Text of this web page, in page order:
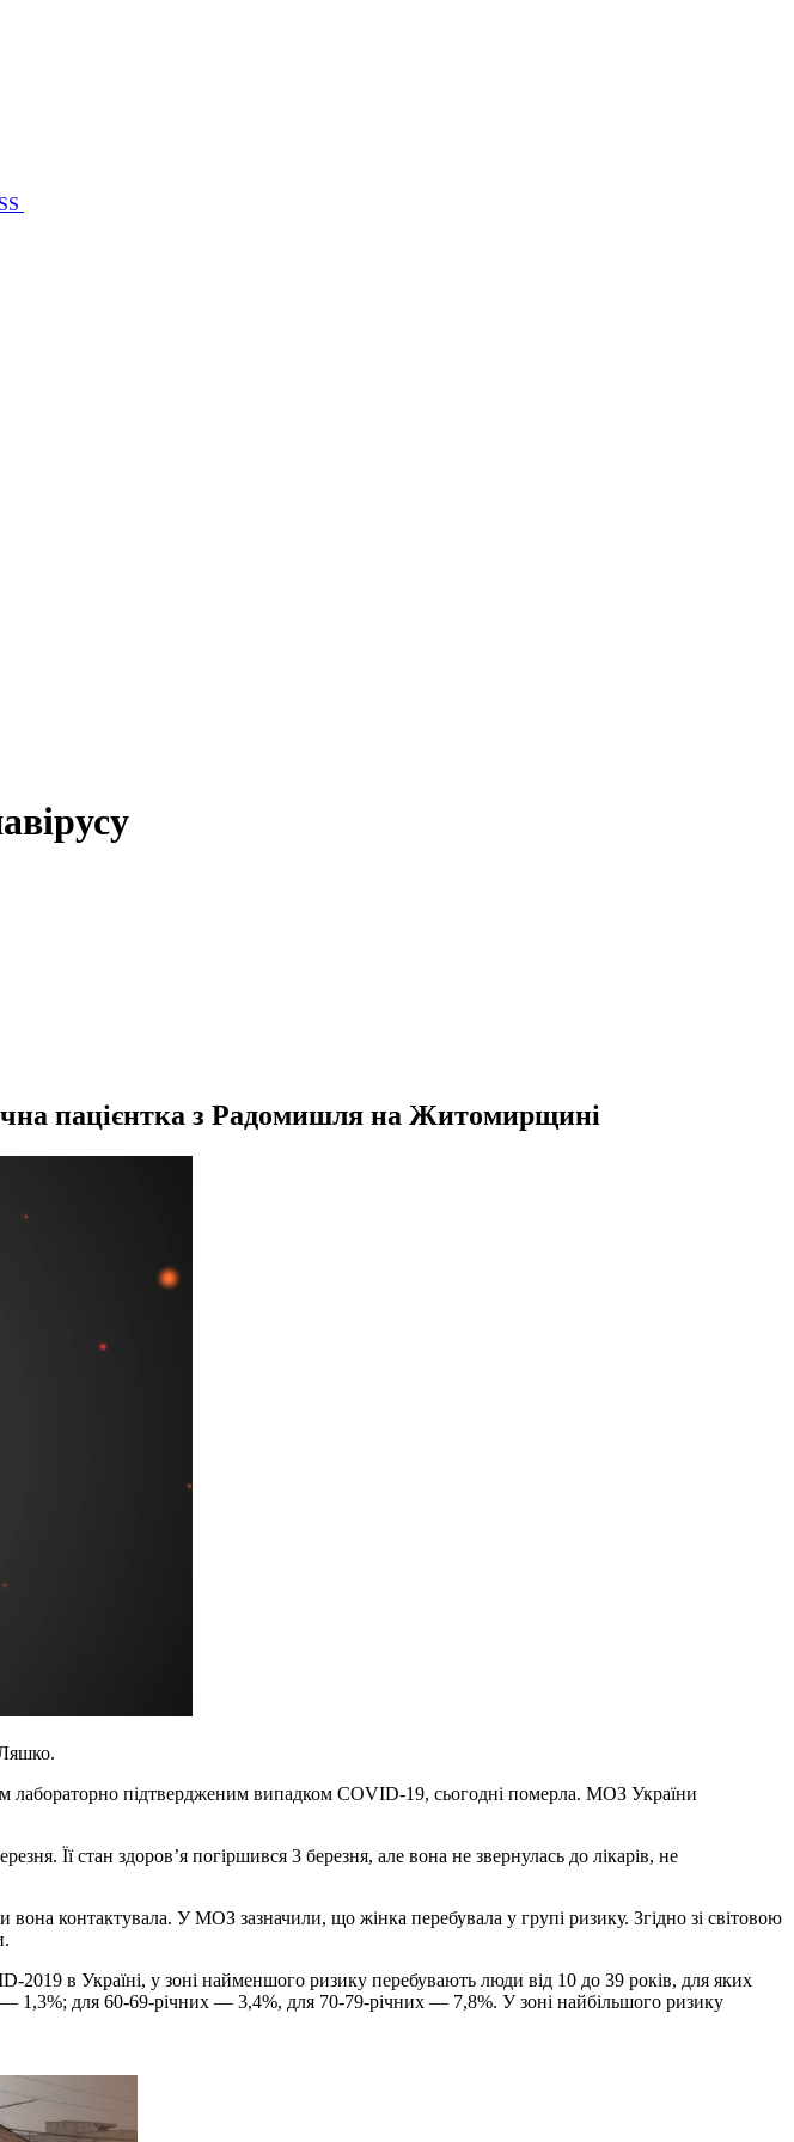
пацієнтка з Радомишля на Житомирщині
лабораторно підтвердженим випадком COVID-19, сьогодні померла. МОЗ України
Її стан здоров’я погіршився 3 березня, але вона не звернулась до лікарів, не
контактувала. У МОЗ зазначили, що жінка перебувала у групі ризику. Згідно зі світовою
в Україні, у зоні найменшого ризику перебувають люди від 10 до 39 років, для яких
1,3%; для 60-69-річних — 3,4%, для 70-79-річних — 7,8%. У зоні найбільшого ризику